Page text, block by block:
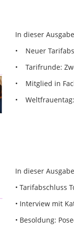
In dieser
• Neuer
• Tarifrunde:
• Mitglied in
•
In dieser
• Tarifabschluss
• Interview mit
• Besoldung: